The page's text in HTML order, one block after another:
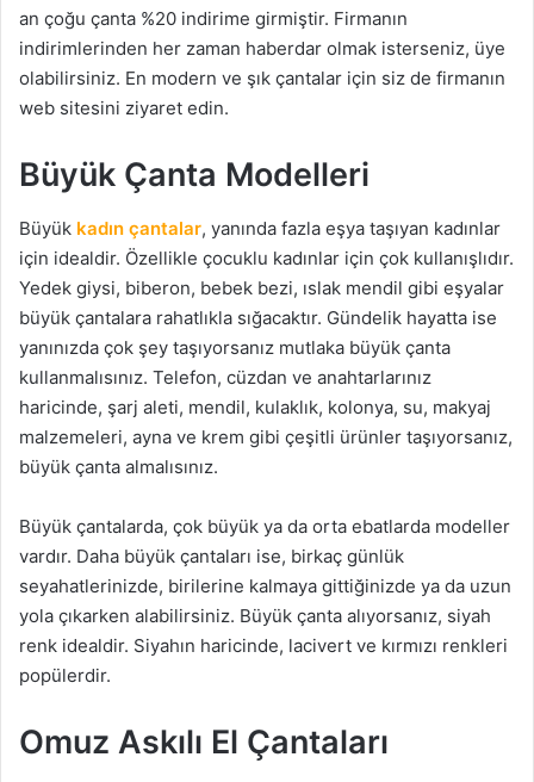
an çoğu çanta %20 indirime girmiştir. Firmanın
indirimlerinden her zaman haberdar olmak isterseniz, üye
olabilirsiniz. En modern ve şık çantalar için siz de firmanın
web sitesini ziyaret edin.
Büyük Çanta Modelleri
Büyük kadın çantalar, yanında fazla eşya taşıyan kadınlar
için idealdir. Özellikle çocuklu kadınlar için çok kullanışlıdır.
Yedek giysi, biberon, bebek bezi, ıslak mendil gibi eşyalar
büyük çantalara rahatlıkla sığacaktır. Gündelik hayatta ise
yanınızda çok şey taşıyorsanız mutlaka büyük çanta
kullanmalısınız. Telefon, cüzdan ve anahtarlarınız
haricinde, şarj aleti, mendil, kulaklık, kolonya, su, makyaj
malzemeleri, ayna ve krem gibi çeşitli ürünler taşıyorsanız,
büyük çanta almalısınız.
Büyük çantalarda, çok büyük ya da orta ebatlarda modeller
vardır. Daha büyük çantaları ise, birkaç günlük
seyahatlerinizde, birilerine kalmaya gittiğinizde ya da uzun
yola çıkarken alabilirsiniz. Büyük çanta alıyorsanız, siyah
renk idealdir. Siyahın haricinde, lacivert ve kırmızı renkleri
popülerdir.
Omuz Askılı El Çantaları